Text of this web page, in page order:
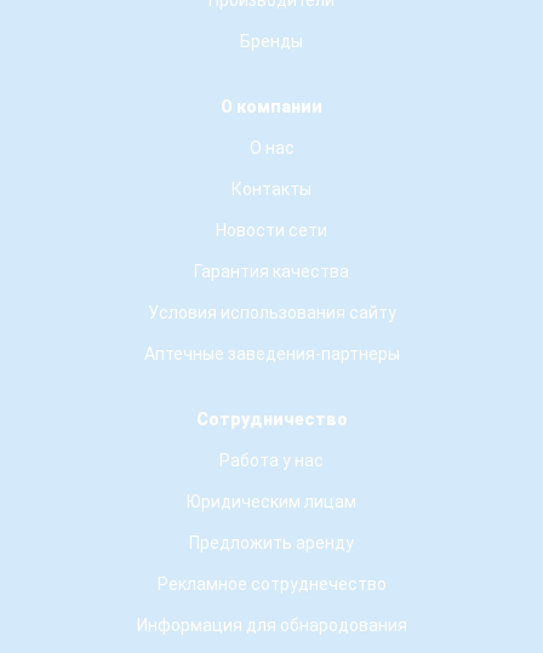
Бренды
О компании
О нас
Контакты
Новости сети
Гарантия качества
Условия использования сайту
Аптечные заведения-партнеры
Сотрудничество
Работа у нас
Юридическим лицам
Предложить аренду
Рекламное сотруднечество
Информация для обнародования